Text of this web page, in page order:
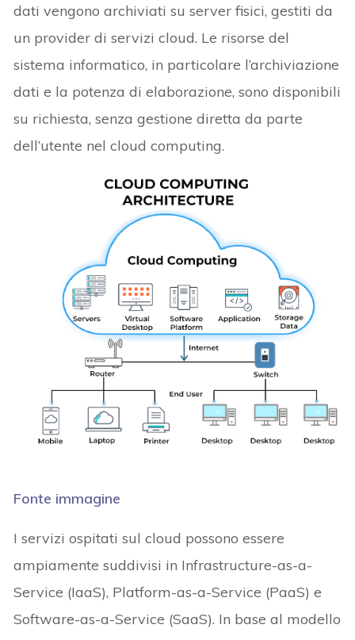
dati vengono archiviati su server fisici, gestiti da
un provider di servizi cloud. Le risorse del
sistema informatico, in particolare l’archiviazione
dati e la potenza di elaborazione, sono disponibili
su richiesta, senza gestione diretta da parte
dell’utente nel cloud computing.
Fonte immagine
I servizi ospitati sul cloud possono essere
ampiamente suddivisi in Infrastructure-as-a-
Service (IaaS), Platform-as-a-Service (PaaS) e
Software-as-a-Service (SaaS). In base al modello